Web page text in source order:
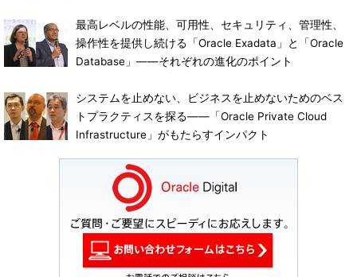
最高レベルの性能、可用性、セキュリティ、管理性、
操作性を提供し続ける「Oracle Exadata」と「Oracle
Database」――それぞれの進化のポイント
システムを止めない、ビジネスを止めないためのベス
トプラクティスを探る――「Oracle Private Cloud
Infrastructure」がもたらすインパクト